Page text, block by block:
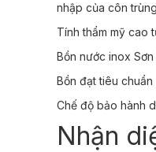
nhập của côn
Tính thẩm mỹ cao
Bồn nước inox
Bồn đạt tiêu
Chế độ bảo hành
Nhận